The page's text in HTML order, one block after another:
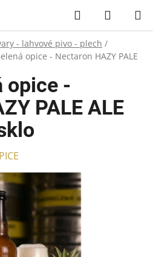
Hledat
KOŠÍK
- lahvové pivo - plech /
opice - Nectaron HAZY PALE
opice -
PALE ALE